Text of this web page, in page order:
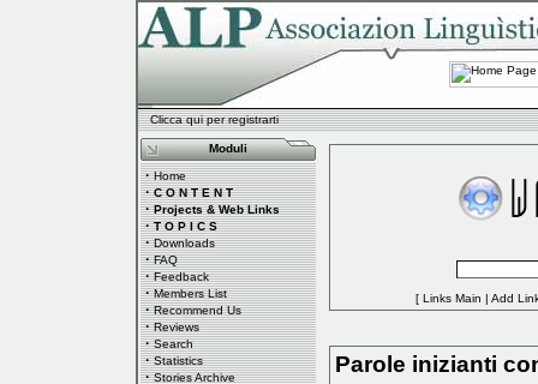
Clicca qui per registrarti
Moduli
· Home
· C O N T E N T
· Projects & Web Links
· T O P I C S
· Downloads
· FAQ
· Feedback
· Members List
· Recommend Us
· Reviews
· Search
· Statistics
· Stories Archive
[ Links Main | Add
Parole inizianti